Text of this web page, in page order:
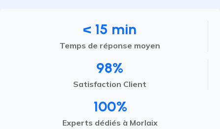
< 15 min
Temps de réponse moyen
98%
Satisfaction Client
100%
Experts dédiés à Morlaix